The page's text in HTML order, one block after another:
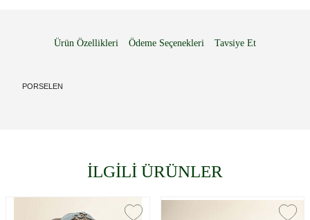
Ürün Özellikleri Ödeme Seçenekleri Tavsiye Et
PORSELEN
İLGİLİ ÜRÜNLER